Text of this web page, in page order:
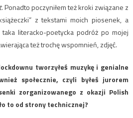
. Ponadto poczyniłem też kroki związane z
z tekstami moich piosenek, a
literacko-poetycka podróż po mojej
też trochę wspomnień, zdjęć.
tworzyłeś muzykę i genialne
społecznie, czyli byłeś jurorem
zorganizowanego z okazji Polish
to od strony technicznej?